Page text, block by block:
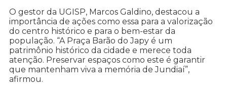
O gestor da UGISP, Marcos Galdino, destacou a
importância de ações como essa para a valorização
do centro histórico e para o bem-estar da
população. “A Praça Barão do Japy é um
patrimônio histórico da cidade e merece toda
atenção. Preservar espaços como este é garantir
que mantenham viva a memória de Jundiaí”,
afirmou.